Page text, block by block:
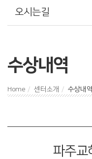
오시는길
수상내역
Home 센터소개 수상내역
파주교